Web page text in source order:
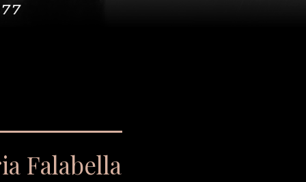
Falabella